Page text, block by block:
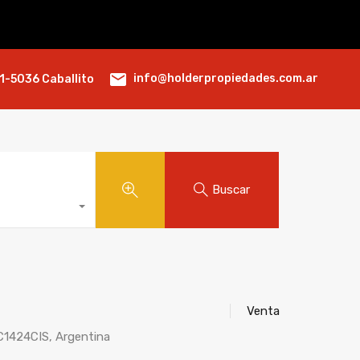
5036 Caballito info@holderpropiedades.com.ar
Buscar
Argentina
Venta